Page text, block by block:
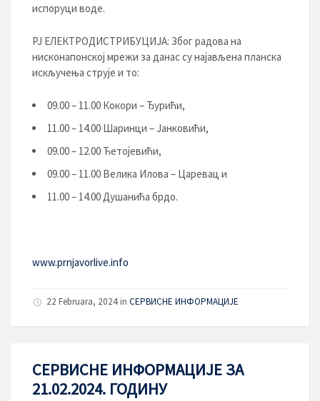
испоруци воде.
РЈ ЕЛЕКТРОДИСТРИБУЦИЈA: Због радова на
нисконапонској мрежи за данас су најављена планска
искључења струје и то:
09.00 – 11.00 Кокори – Ђурићи,
11.00 – 14.00 Шаринци – Јанковићи,
09.00 – 12.00 Ћетојевићи,
09.00 – 11.00 Велика Илова – Царевац и
11.00 – 14.00 Душанића брдо.
www.prnjavorlive.info
22 Februara, 2024in СЕРВИСНЕ ИНФОРМАЦИЈЕ
СЕРВИСНЕ ИНФОРМАЦИЈЕ ЗА
21.02.2024. ГОДИНУ